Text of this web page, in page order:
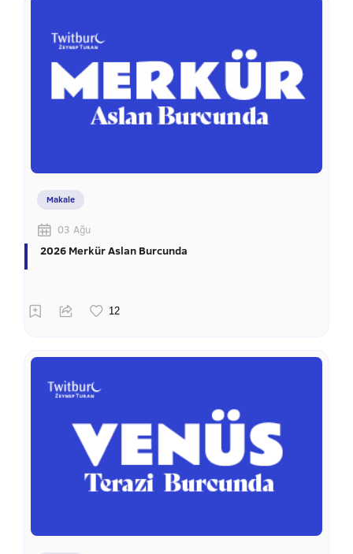
Makale
03 Ağu
2026 Merkür Aslan Burcunda